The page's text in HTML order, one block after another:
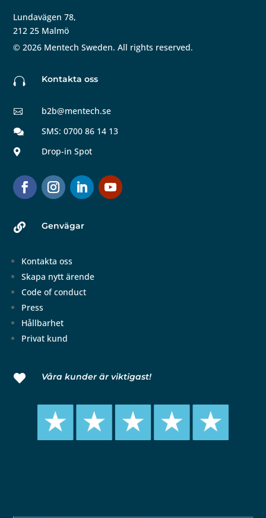
Lundavägen 78,
212 25 Malmö
© 2026 Mentech Sweden. All rights reserved.
 Kontakta oss
 b2b@mentech.se
 SMS: 0700 86 14 13
 Drop-in Spot
 Genvägar
Kontakta oss
Skapa nytt ärende
Code of conduct
Press
Hållbarhet
Privat kund
 Våra kunder är viktigast!